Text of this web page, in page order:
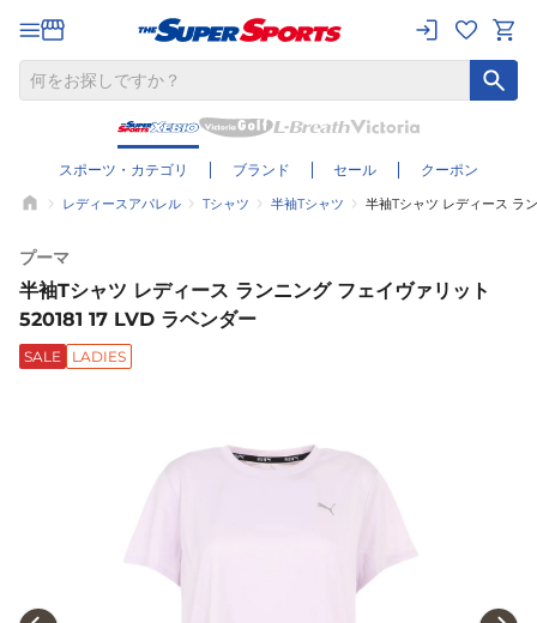
スポーツ・カテゴリ ブランド セール クーポン
レディースアパレル Tシャツ 半袖Tシャツ 半袖Tシャツ レディース ラ
プーマ
半袖Tシャツ レディース ランニング フェイヴァリット
520181 17 LVD ラベンダー
SALE LADIES